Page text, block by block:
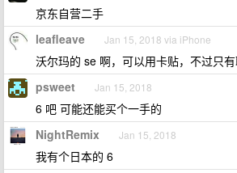
京东自营二手
leafleave Jan 15, 2018 via iPhone
沃尔玛的 se 啊，可以用卡贴，不过只
psweet Jan 15, 2018
6 吧 可能还能买个一手的
NightRemix Jan 15, 2018
我有个日本的 6